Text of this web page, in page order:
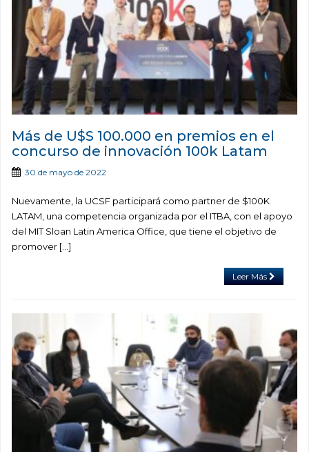
Más de U$S 100.000 en premios en el
concurso de innovación 100k Latam
30 de mayo de 2022
Nuevamente, la UCSF participará como partner de $100K
LATAM, una competencia organizada por el ITBA, con el apoyo
del MIT Sloan Latin America Office, que tiene el objetivo de
promover […]
Leer Más